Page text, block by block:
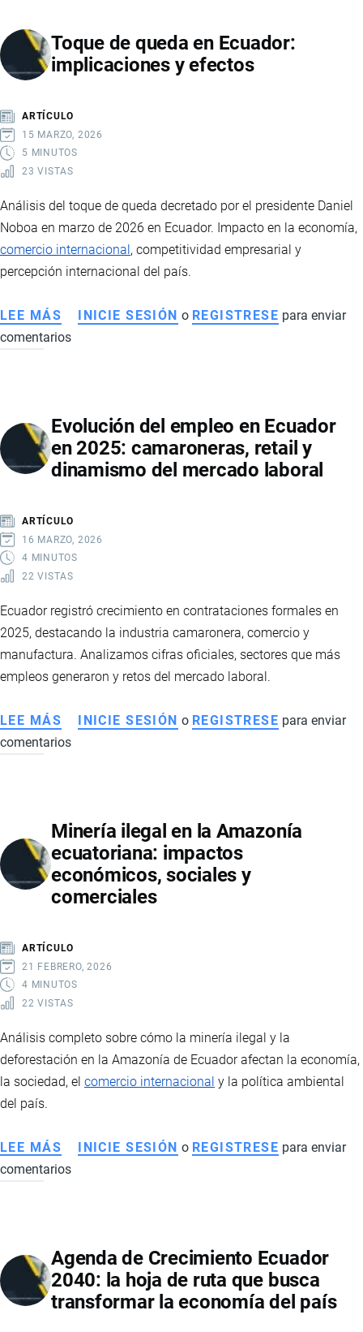
LA
MUERTE
MENCHO
Y
LA
DEL
TRANSNACIONAL
Toque de queda en Ecuador:
implicaciones y efectos
ARTÍCULO
15 MARZO, 2026
5 MINUTOS
23 VISTAS
Análisis del toque de queda decretado por el presidente Daniel
Noboa en marzo de 2026 en Ecuador. Impacto en la economía,
comercio internacional, competitividad empresarial y
percepción internacional del país.
LEE MÁS SOBRE
TOQUE
ECUADOR:
IMPLICACIONES
Y
INICIE SESIÓN o REGISTRESE para enviar
comentarios
Evolución del empleo en Ecuador
en 2025: camaroneras, retail y
dinamismo del mercado laboral
ARTÍCULO
16 MARZO, 2026
4 MINUTOS
22 VISTAS
Ecuador registró crecimiento en contrataciones formales en
2025, destacando la industria camaronera, comercio y
manufactura. Analizamos cifras oficiales, sectores que más
empleos generaron y retos del mercado laboral.
LEE MÁS SOBRE
EVOLUCIÓN
ECUADOR
EN
2025:
CAMARONERAS,
DINAMISMO
DEL
MERCADO
INICIE SESIÓN o REGISTRESE para enviar
comentarios
Minería ilegal en la Amazonía
ecuatoriana: impactos
económicos, sociales y
comerciales
ARTÍCULO
21 FEBRERO, 2026
4 MINUTOS
22 VISTAS
Análisis completo sobre cómo la minería ilegal y la
deforestación en la Amazonía de Ecuador afectan la economía,
la sociedad, el comercio internacional y la política ambiental
del país.
LEE MÁS SOBRE
MINERÍA
AMAZONÍA
ECUATORIANA:
IMPACTOS
INICIE SESIÓN o REGISTRESE para enviar
comentarios
Agenda de Crecimiento Ecuador
2040: la hoja de ruta que busca
transformar la economía del país